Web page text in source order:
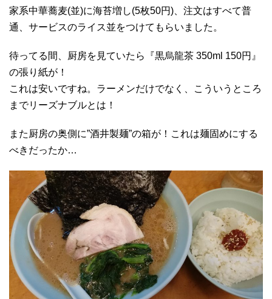
家系中華蕎麦(並)に海苔増し(5枚50円)、注文はすべて普
通、サービスのライス並をつけてもらいました。
待ってる間、厨房を見ていたら『黒烏龍茶 350ml 150円』
の張り紙が！
これは安いですね。ラーメンだけでなく、こういうところ
までリーズナブルとは！
また厨房の奥側に”酒井製麺”の箱が！これは麺固めにする
べきだったか…